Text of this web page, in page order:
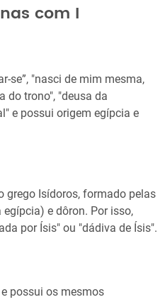
com I
se”, "nasci de mim mesma,
do trono", "deusa da
e possui origem egípcia e
grego Isídoros, formado pelas
e dôron. Por isso,
por Ísis" ou "dádiva de Ísis".
possui os mesmos